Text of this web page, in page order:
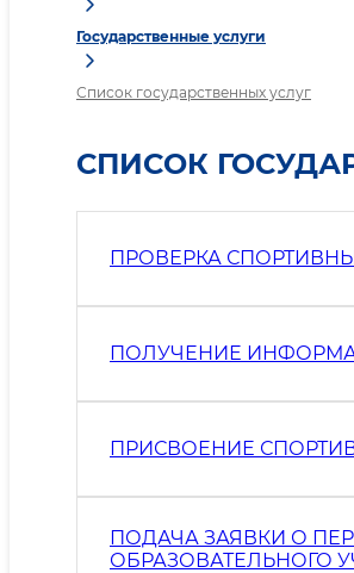
Государственные услуги
Список государственных услуг
СПИСОК
ПРОВЕРКА
ПОЛУЧЕНИЕ
ПРИСВОЕНИЕ
ПОДАЧА ЗАЯВКИ О
ОБРАЗОВАТЕЛЬНОГО